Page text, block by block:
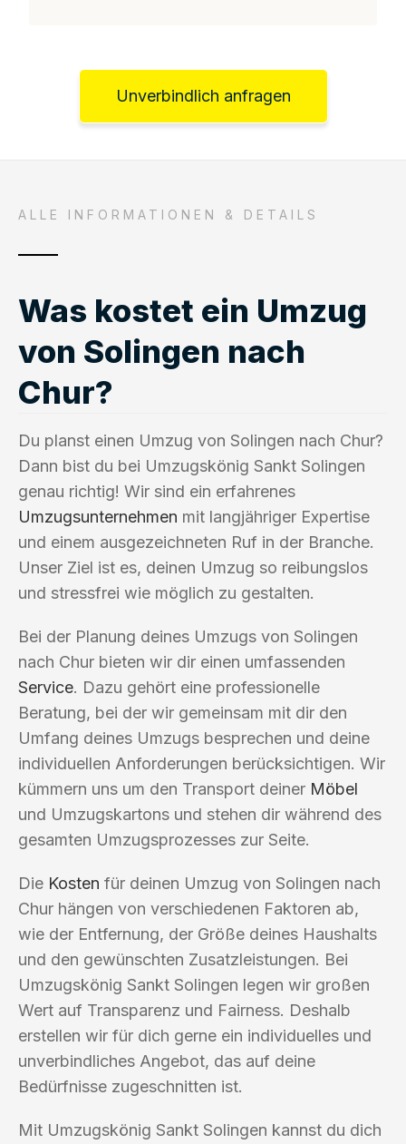
Unverbindlich anfragen
ALLE INFORMATIONEN & DETAILS
Was kostet ein Umzug
von Solingen nach
Chur?
Du planst einen Umzug von Solingen nach Chur?
Dann bist du bei Umzugskönig Sankt Solingen
genau richtig! Wir sind ein erfahrenes
Umzugsunternehmen mit langjähriger Expertise
und einem ausgezeichneten Ruf in der Branche.
Unser Ziel ist es, deinen Umzug so reibungslos
und stressfrei wie möglich zu gestalten.
Bei der Planung deines Umzugs von Solingen
nach Chur bieten wir dir einen umfassenden
Service. Dazu gehört eine professionelle
Beratung, bei der wir gemeinsam mit dir den
Umfang deines Umzugs besprechen und deine
individuellen Anforderungen berücksichtigen. Wir
kümmern uns um den Transport deiner Möbel
und Umzugskartons und stehen dir während des
gesamten Umzugsprozesses zur Seite.
Die Kosten für deinen Umzug von Solingen nach
Chur hängen von verschiedenen Faktoren ab,
wie der Entfernung, der Größe deines Haushalts
und den gewünschten Zusatzleistungen. Bei
Umzugskönig Sankt Solingen legen wir großen
Wert auf Transparenz und Fairness. Deshalb
erstellen wir für dich gerne ein individuelles und
unverbindliches Angebot, das auf deine
Bedürfnisse zugeschnitten ist.
Mit Umzugskönig Sankt Solingen kannst du dich